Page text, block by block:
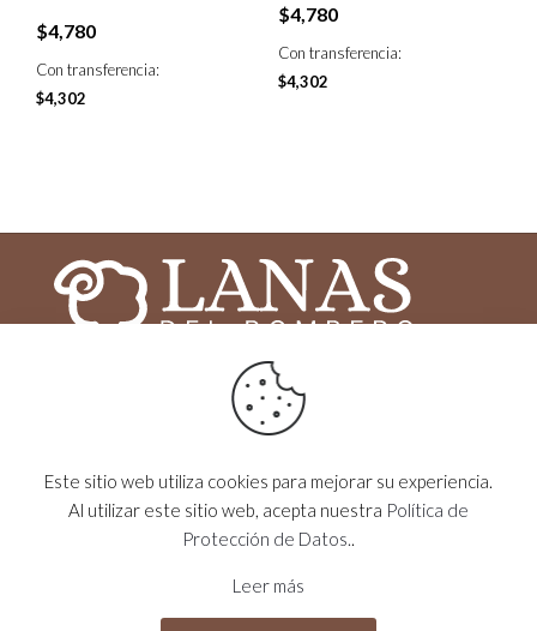
$4,780
Con transferencia:
$4,302
$4,780
Con transferencia:
$4,302
2025 © Lanas del Bombero - Todos los derechos
reservados - Desarrollado por
VISITANOS EN lanasdelbombero
CONTACTÁNOS 099 499 304
Este sitio web utiliza cookies para mejorar su experiencia.
Al utilizar este sitio web, acepta nuestra Política de
Protección de Datos..
Leer más